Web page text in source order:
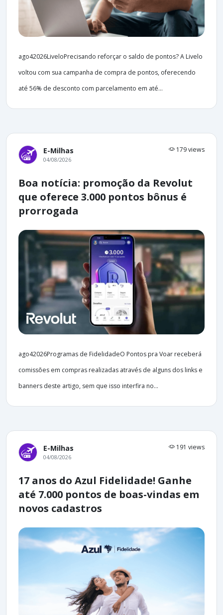
ago42026LiveloPrecisando reforçar o saldo de pontos? A Livelo
voltou com sua campanha de compra de pontos, oferecendo
até 56% de desconto com parcelamento em até...
E-Milhas 179 views
04/08/2026
Boa notícia: promoção da Revolut
que oferece 3.000 pontos bônus é
prorrogada
ago42026Programas de FidelidadeO Pontos pra Voar receberá
comissões em compras realizadas através de alguns dos links e
banners deste artigo, sem que isso interfira no...
E-Milhas 191 views
04/08/2026
17 anos do Azul Fidelidade! Ganhe
até 7.000 pontos de boas-vindas em
novos cadastros